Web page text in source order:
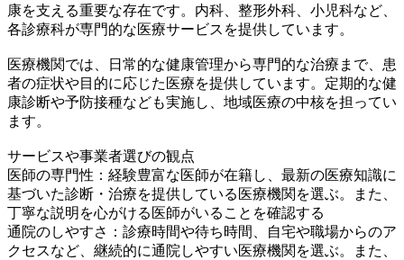
康を支える重要な存在です。内科、整形外科、小児科など、
各診療科が専門的な医療サービスを提供しています。
医療機関では、日常的な健康管理から専門的な治療まで、患
者の症状や目的に応じた医療を提供しています。定期的な健
康診断や予防接種なども実施し、地域医療の中核を担ってい
ます。
サービスや事業者選びの観点
医師の専門性：経験豊富な医師が在籍し、最新の医療知識に
基づいた診断・治療を提供している医療機関を選ぶ。また、
丁寧な説明を心がける医師がいることを確認する
通院のしやすさ：診療時間や待ち時間、自宅や職場からのア
クセスなど、継続的に通院しやすい医療機関を選ぶ。また、